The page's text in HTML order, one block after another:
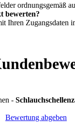
ordnungsgemäß
bewerten?
Ihren Zugangsdaten
-
Bewertung abgeben